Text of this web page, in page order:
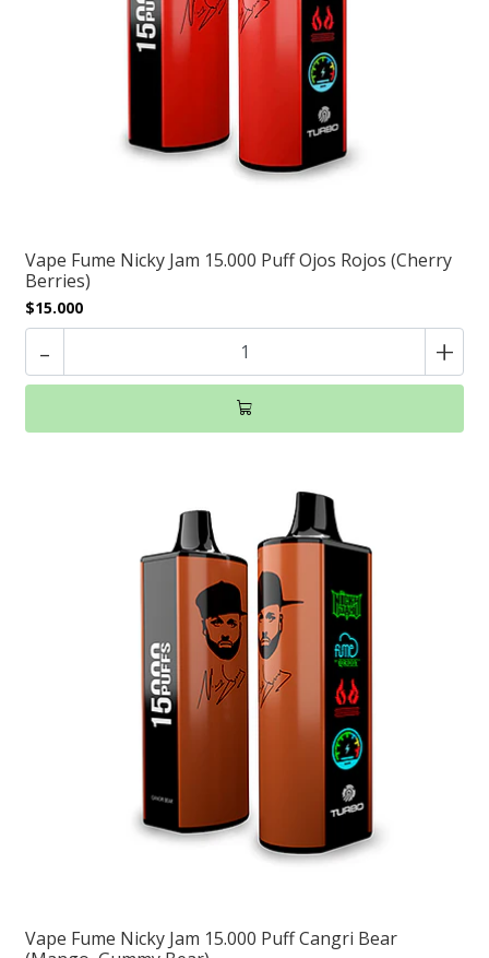
Vape Fume Nicky Jam 15.000 Puff Ojos Rojos (Cherry
Berries)
$15.000
- +
Vape Fume Nicky Jam 15.000 Puff Cangri Bear